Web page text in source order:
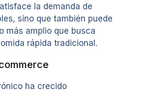
la demanda de
sino que también puede
más amplio que busca
rápida tradicional.
ha crecido